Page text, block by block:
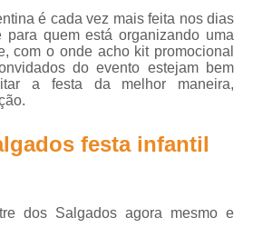
Kit Promocional Salgados de Festa
Promocional Salgados Festa Infantil
Kit Promocional Salgados para Festa
Lanche de Metro de Presunto Cozido
Lanche de
Lanche
Congelados Assados por
é cada vez mais feita nos dias
quem está organizando uma
com o onde acho kit promocional
do evento estejam bem
a festa da melhor maneira,
festa infantil
dos Salgados agora mesmo e